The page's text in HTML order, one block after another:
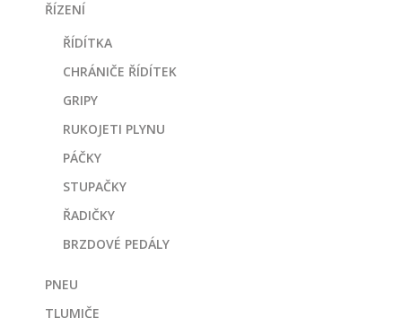
ŘÍZENÍ
ŘÍDÍTKA
CHRÁNIČE ŘÍDÍTEK
GRIPY
RUKOJETI PLYNU
PÁČKY
STUPAČKY
ŘADIČKY
BRZDOVÉ PEDÁLY
PNEU
TLUMIČE